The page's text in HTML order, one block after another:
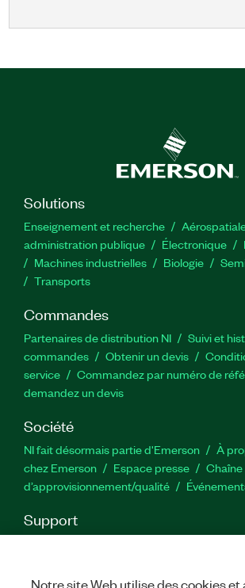
Solutions
Enseignement et recherche
administration publique
Électronique
Machines industrielles
Biologie
Transports
Commandes
Partenaires de distribution NI
Suivi et
commandes
Obtenir un devis
service
Commandez par numéro de
demandez un devis
Société
NI fait désormais partie d'Emerson À
chez Emerson
Espace presse
Chaîne
d’approvisionnement/qualité
Support
service
Commentaires sur le site
Notre site Web utilise des cookies et